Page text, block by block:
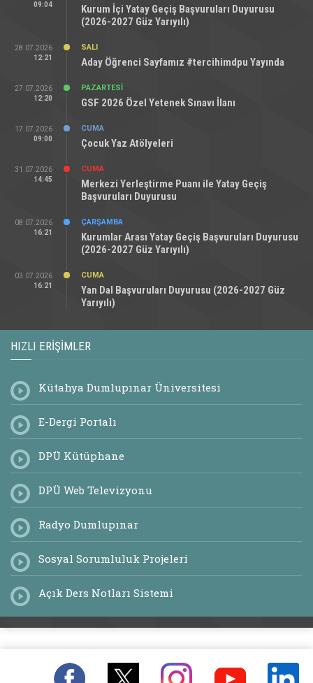
09:04
Kurum İçi Yatay Geçiş Başvuruları Duyurusu
(2026-2027 Güz Yarıyılı)
28.07.2026
12:21
SALI
Aday Öğrenci Sayfamız #tercihimdpu Yayında
27.07.2026
12:20
PAZARTESI
GSF 2026 Özel Yetenek Sınavı İlanı
17.07.2026
09:00
CUMA
Çocuk Yaz Atölyeleri
31.07.2026
14:45
CUMA
Merkezi Yerleştirme Puanı ile Yatay Geçiş
Başvuruları Duyurusu
08.07.2026
16:21
ÇARŞAMBA
Kurumlar Arası Yatay Geçiş Başvuruları Duyurusu
(2026-2027 Güz Yarıyılı)
03.07.2026
16:21
CUMA
Yan Dal Başvuruları Duyurusu (2026-2027 Güz
Yarıyılı)
HIZLI ERIŞIMLER
Kütahya Dumlupınar Üniversitesi
E-Dergi Portalı
DPÜ Kütüphane
DPÜ Web Televizyonu
Radyo Dumlupınar
Sosyal Sorumluluk Projeleri
Açık Ders Notları Sistemi